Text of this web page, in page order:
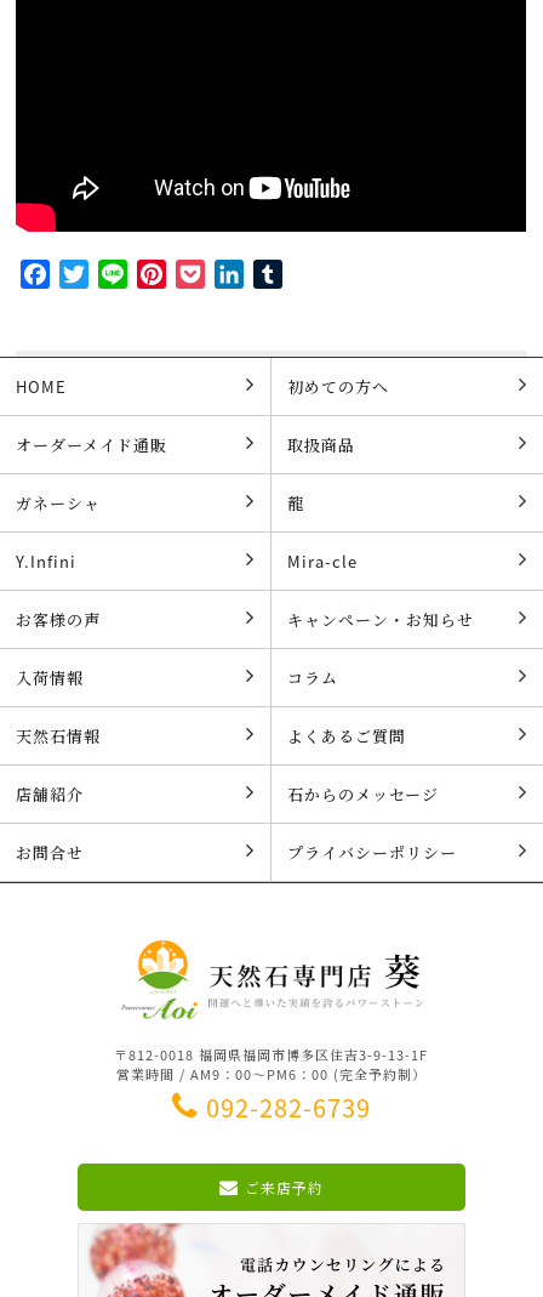
FacebookTwitterLine PinterestPocketLinkedIn
HOME 初めての方へ
オーダーメイド通販 取扱商品
ガネーシャ 龍
Y.Infini Mira-cle
お客様の声 キャンペーン・お知らせ
入荷情報 コラム
天然石情報 よくあるご質問
店舗紹介 石からのメッセージ
お問合せ プライバシーポリシー
〒812-0018 福岡県福岡市博多区住吉3-9-13-1F
営業時間 / AM9：00～PM6：00 (完全予約制）
092-282-6739
ご来店予約